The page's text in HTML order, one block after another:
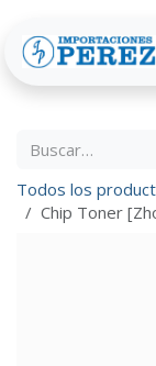
Todos los
Chip Toner